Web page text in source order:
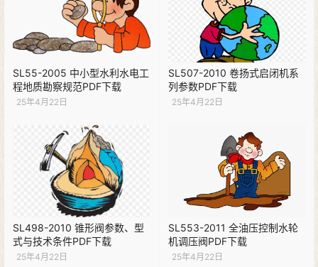
SL55-2005 中小型水利水电工
程地质勘察规范PDF下载
25年4月22日
SL507-2010 卷扬式启闭机系
列参数PDF下载
25年4月22日
SL498-2010 锥形阀参数、型
式与技术条件PDF下载
25年4月22日
SL553-2011 全油压控制水轮
机调压阀PDF下载
25年4月22日